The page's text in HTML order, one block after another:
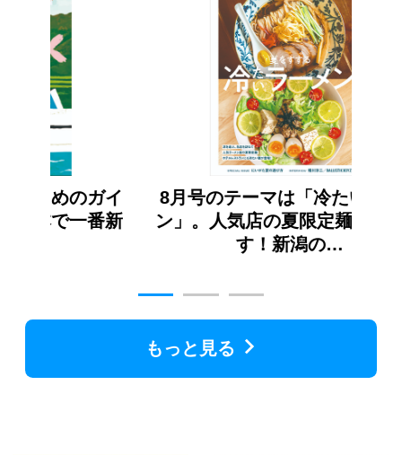
8月号のテーマは「冷たいラーメ
ン」。人気店の夏限定麺に注目で
す！新潟の…
もっと見る